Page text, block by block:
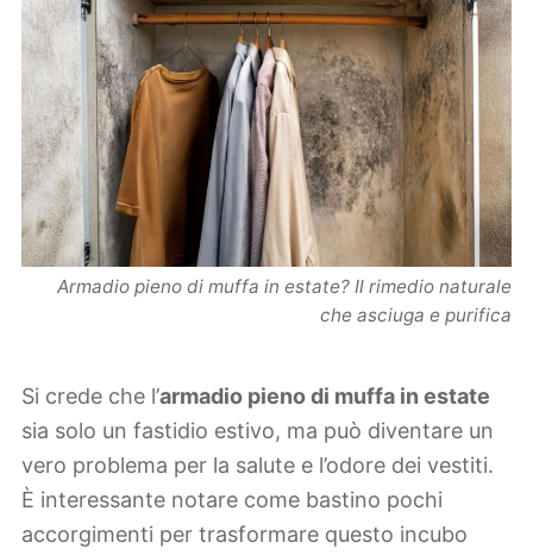
Armadio pieno di muffa in estate? Il rimedio naturale
che asciuga e purifica
Si crede che l’armadio pieno di muffa in estate
sia solo un fastidio estivo, ma può diventare un
vero problema per la salute e l’odore dei vestiti.
È interessante notare come bastino pochi
accorgimenti per trasformare questo incubo